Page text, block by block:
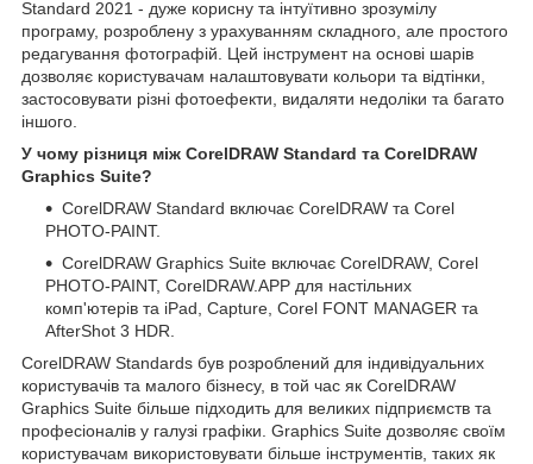
Standard 2021 - дуже корисну та інтуїтивно зрозумілу
програму, розроблену з урахуванням складного, але простого
редагування фотографій. Цей інструмент на основі шарів
дозволяє користувачам налаштовувати кольори та відтінки,
застосовувати різні фотоефекти, видаляти недоліки та багато
іншого.
У чому різниця між CorelDRAW Standard та CorelDRAW
Graphics Suite?
CorelDRAW Standard включає CorelDRAW та Corel
PHOTO-PAINT.
CorelDRAW Graphics Suite включає CorelDRAW, Corel
PHOTO-PAINT, CorelDRAW.APP для настільних
комп'ютерів та iPad, Capture, Corel FONT MANAGER та
AfterShot 3 HDR.
CorelDRAW Standards був розроблений для індивідуальних
користувачів та малого бізнесу, в той час як CorelDRAW
Graphics Suite більше підходить для великих підприємств та
професіоналів у галузі графіки. Graphics Suite дозволяє своїм
користувачам використовувати більше інструментів, таких як